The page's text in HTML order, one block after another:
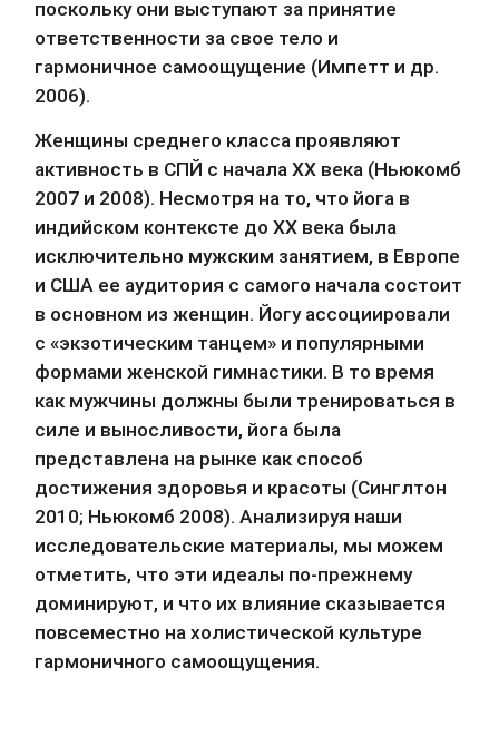
поскольку они выступают за принятие
ответственности за свое тело и
гармоничное самоощущение (Импетт и др.
2006).
Женщины среднего класса проявляют
активность в СПЙ с начала ХХ века (Ньюкомб
2007 и 2008). Несмотря на то, что йога в
индийском контексте до ХХ века была
исключительно мужским занятием, в Европе
и США ее аудитория с самого начала состоит
в основном из женщин. Йогу ассоциировали
с «экзотическим танцем» и популярными
формами женской гимнастики. В то время
как мужчины должны были тренироваться в
силе и выносливости, йога была
представлена на рынке как способ
достижения здоровья и красоты (Синглтон
2010; Ньюкомб 2008). Анализируя наши
исследовательские материалы, мы можем
отметить, что эти идеалы по-прежнему
доминируют, и что их влияние сказывается
повсеместно на холистической культуре
гармоничного самоощущения.